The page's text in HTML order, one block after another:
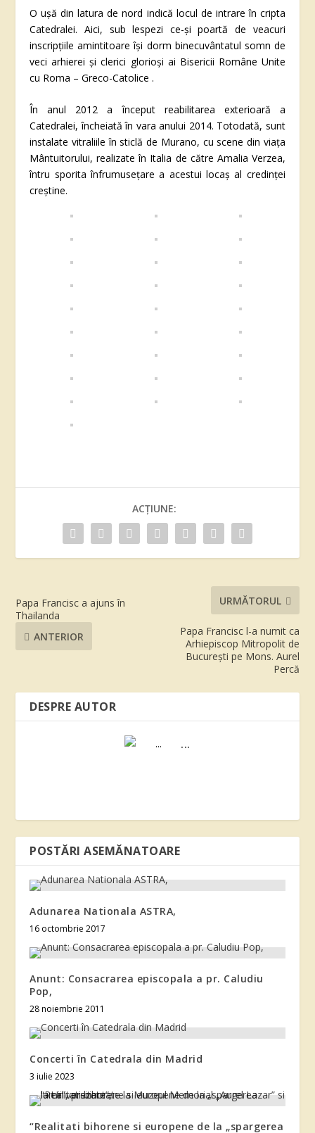
O ușă din latura de nord indică locul de intrare în cripta
Catedralei. Aici, sub lespezi ce-și poartă de veacuri
inscripțiile amintitoare îşi dorm binecuvântatul somn de
veci arhierei și clerici glorioși ai Bisericii Române Unite
cu Roma – Greco-Catolice .
În anul 2012 a început reabilitarea exterioară a
Catedralei, încheiată în vara anului 2014. Totodată, sunt
instalate vitraliile în sticlă de Murano, cu scene din viața
Mântuitorului, realizate în Italia de către Amalia Verzea,
întru sporita înfrumusețare a acestui locaş al credinţei
creştine.
ACȚIUNE:
Papa Francisc a ajuns în
Thailanda
ANTERIOR
URMĂTORUL
Papa Francisc l-a numit ca
Arhiepiscop Mitropolit de
București pe Mons. Aurel
Percă
DESPRE AUTOR
...
POSTĂRI ASEMĂNATOARE
Adunarea Nationala ASTRA,
16 octombrie 2017
Anunt: Consacrarea episcopala a pr. Caludiu
Pop,
28 noiembrie 2011
Concerti în Catedrala din Madrid
3 iulie 2023
“Realitati bihorene si europene de la „spargerea